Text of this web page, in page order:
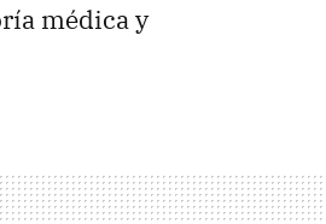
médica y